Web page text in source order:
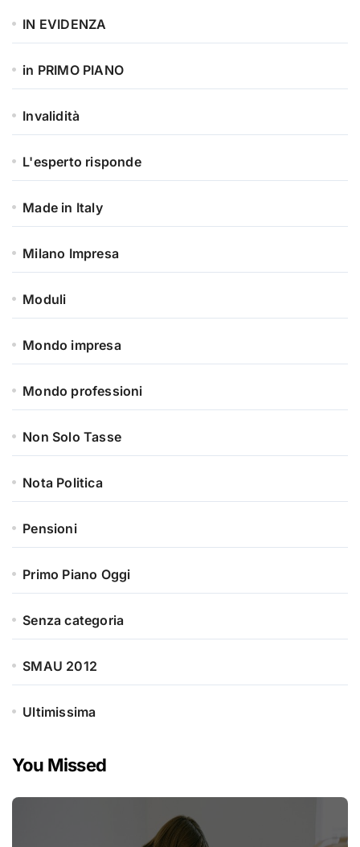
IN EVIDENZA
in PRIMO PIANO
Invalidità
L'esperto risponde
Made in Italy
Milano Impresa
Moduli
Mondo impresa
Mondo professioni
Non Solo Tasse
Nota Politica
Pensioni
Primo Piano Oggi
Senza categoria
SMAU 2012
Ultimissima
You Missed